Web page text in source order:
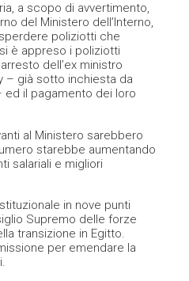
a scopo di avvertimento,
del Ministero dell’Interno,
poliziotti che
è appreso i poliziotti
dell’ex ministro
– già sotto inchiesta da
ed il pagamento dei loro
al Ministero sarebbero
starebbe aumentando
salariali e migliori
in nove punti
Supremo delle forze
transizione in Egitto.
per emendare la